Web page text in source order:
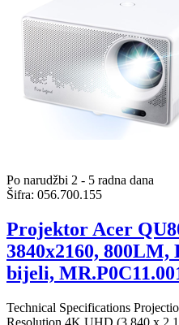
Po narudžbi 2 - 5 radna dana
Šifra: 056.700.155
Projektor Acer
3840x2160,
bijeli,
Technical Specifications
Resolution 4K UHD (3,840 x